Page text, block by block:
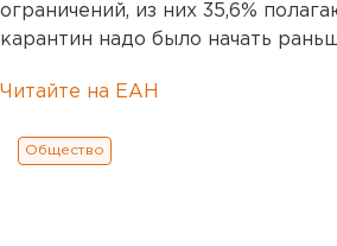
ограничений, из них 35,6%
карантин надо было начать
Читайте на ЕАН
Общество